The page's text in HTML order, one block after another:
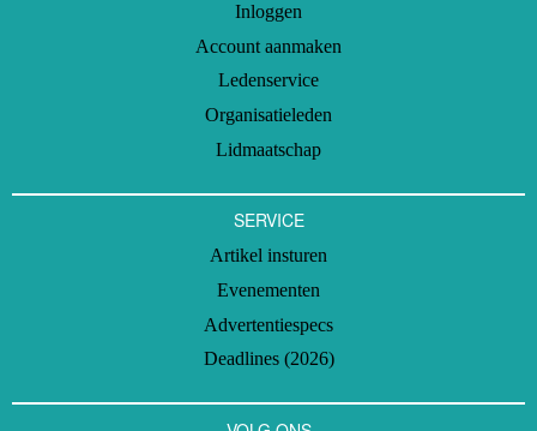
Inloggen
Account aanmaken
Ledenservice
Organisatieleden
Lidmaatschap
SERVICE
Artikel insturen
Evenementen
Advertentiespecs
Deadlines (2026)